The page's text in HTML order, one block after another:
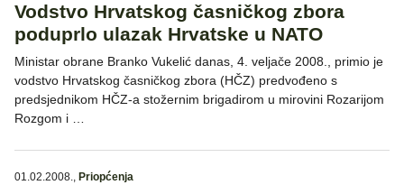
Vodstvo Hrvatskog časničkog zbora
poduprlo ulazak Hrvatske u NATO
Ministar obrane Branko Vukelić danas, 4. veljače 2008., primio je
vodstvo Hrvatskog časničkog zbora (HČZ) predvođeno s
predsjednikom HČZ-a stožernim brigadirom u mirovini Rozarijom
Rozgom i …
01.02.2008., Priopćenja